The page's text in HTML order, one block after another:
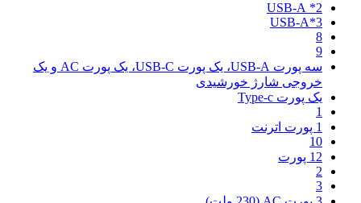
2* USB-A
3*USB-A
8
9
سه پورت USB-A، یک پورت USB-C، یک پورت AC و یک
خروجی شارژ خورشیدی
یک پورت Type-c
1
1 پورت اترنت
10
12 پورت
2
3